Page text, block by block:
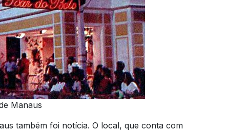
Manaus
também foi notícia. O local, que conta com